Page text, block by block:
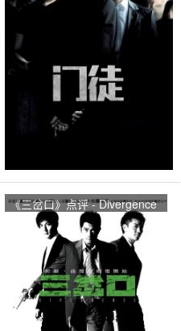
《三岔口》点评 - Divergence
网友评价